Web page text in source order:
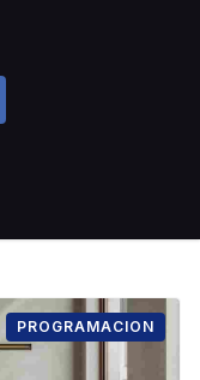
PROGRAMACION